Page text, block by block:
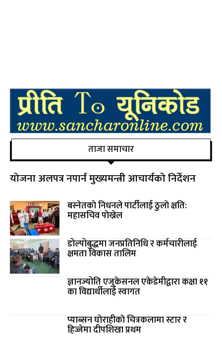
ताजा समाचार
योजना अलपत्र नपार्न मुख्यमन्त्री आचार्यको निर्देशन
बस्नेतकाे निधनले पार्टीलाई ठुलाे क्षति:
महासचिव पाेख्रेल
डोल्पोबुद्धमा जनप्रतिनिधि र कर्मचारीलाई
क्षमता विकास तालिम
ज्ञानज्योति एजुकेसनल एकेडेमीद्वारा कक्षा ११
का विद्यार्थीलाई स्वागत
प्याब्सन घाेराहीकाे चित्रकलामा स्टार र
हिज्जेमा दीपशिखा प्रथम